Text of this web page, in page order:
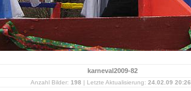
karneval2009-82
Anzahl Bilder: 198 | Letzte Aktualisierung: 24.02.09 20:26